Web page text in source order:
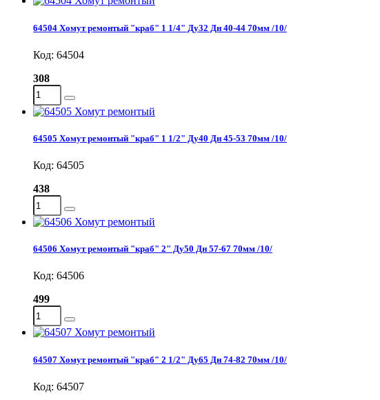
64504 Хомут ремонтый "краб" 1 1/4" Ду32 Дн 40-44 70мм /10/
Код: 64504
308
64505 Хомут ремонтый "краб" 1 1/2" Ду40 Дн 45-53 70мм /10/
Код: 64505
438
64506 Хомут ремонтый "краб" 2" Ду50 Дн 57-67 70мм /10/
Код: 64506
499
64507 Хомут ремонтый "краб" 2 1/2" Ду65 Дн 74-82 70мм /10/
Код: 64507